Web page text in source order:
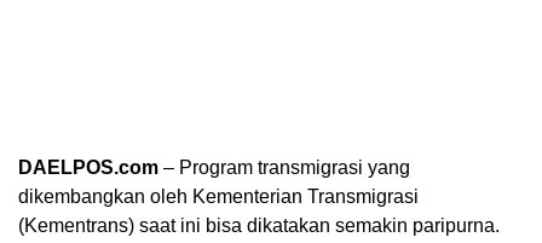
DAELPOS.com – Program transmigrasi yang
dikembangkan oleh Kementerian Transmigrasi
(Kementrans) saat ini bisa dikatakan semakin paripurna.